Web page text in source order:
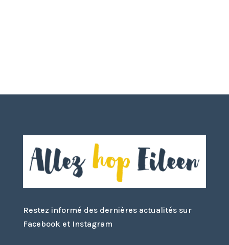
Restez informé des dernières actualités sur
Facebook et Instagram